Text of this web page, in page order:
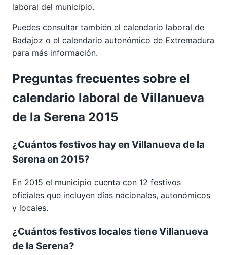
laboral del municipio.
Puedes consultar también el calendario laboral de
Badajoz o el calendario autonómico de Extremadura
para más información.
Preguntas frecuentes sobre el
calendario laboral de Villanueva
de la Serena 2015
¿Cuántos festivos hay en Villanueva de la
Serena en 2015?
En 2015 el municipio cuenta con 12 festivos
oficiales que incluyen días nacionales, autonómicos
y locales.
¿Cuántos festivos locales tiene Villanueva
de la Serena?